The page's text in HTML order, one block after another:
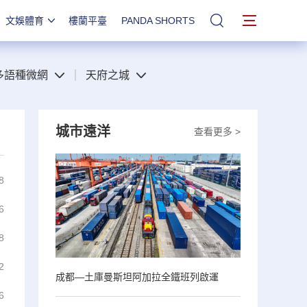
文娛體育 樓蘭平臺 PANDA SHORTS 站內搜索
語種微網 天府之城
查看更多 >
城市遠洋
成都—土庫曼斯坦阿加拉全鐵班列啟運